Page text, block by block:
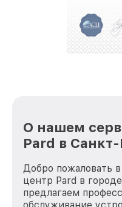
положительные
репутацию. Мы
О нашем
Pard в
Добро пожаловать
центр Pard в
предлагаем
обслуживание